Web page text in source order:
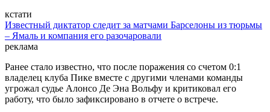
кстати
Известный диктатор следит за матчами Барселоны из тюрьмы
– Ямаль и компания его разочаровали
реклама
Ранее стало известно, что после поражения со счетом 0:1
владелец клуба Пике вместе с другими членами команды
угрожал судье Алонсо Де Эна Вольфу и критиковал его
работу, что было зафиксировано в отчете о встрече.